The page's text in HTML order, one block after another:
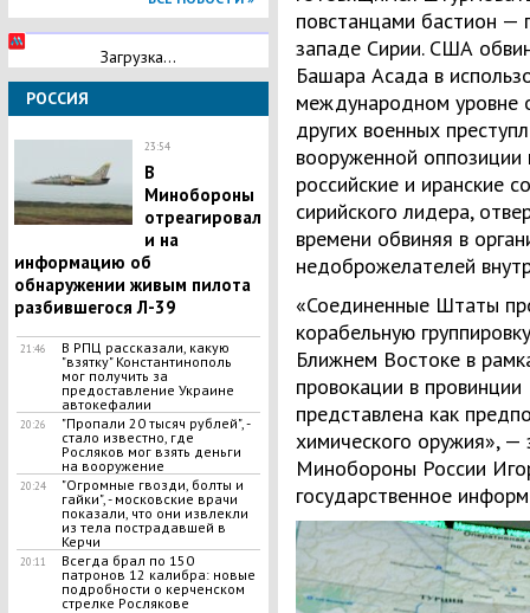
Загрузка...
РОССИЯ
23:54
В
Минобороны
отреагировал
и на
информацию об
обнаружении живым пилота
разбившегося Л-39
21:46
В РПЦ рассказали, какую
"взятку" Константинополь
мог получить за
предоставление Украине
автокефалии
20:26
"Пропали 20 тысяч рублей", -
стало известно, где
Росляков мог взять деньги
на вооружение
20:24
"Огромные гвозди, болты и
гайки", - московские врачи
показали, что они извлекли
из тела пострадавшей в
Керчи
20:11
Всегда брал по 150
патронов 12 калибра: новые
подробности о керченском
стрелке Рослякове
повстанцами бастион
западе Сирии. США
Башара Асада в
международном уровне
других военных
вооруженной оппозиции
российские и иранские
сирийского лидера,
времени обвиняя в
недоброжелателей
«Соединенные Штаты
корабельную
Ближнем Востоке в
провокации в
представлена как
химического оружия», —
Минобороны России
государственное